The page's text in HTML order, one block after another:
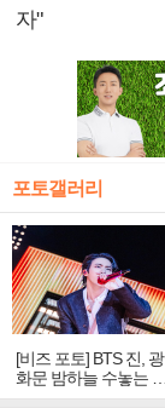
자"
포토갤러리
[비즈 포토] BTS 진, 광
화문 밤하늘 수놓는 '비
주얼 킹'의 열창